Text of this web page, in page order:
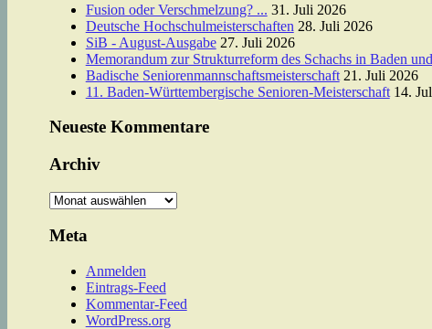
Fusion oder Verschmelzung? ... 31. Juli 2026
Deutsche Hochschulmeisterschaften 28. Juli 2026
SiB - August-Ausgabe 27. Juli 2026
Memorandum zur Strukturreform des Schachs in Baden
Badische Seniorenmannschaftsmeisterschaft 21. Juli 2026
11. Baden-Württembergische Senioren-Meisterschaft 14.
Neueste Kommentare
Archiv
Archiv
Meta
Anmelden
Eintrags-Feed
Kommentar-Feed
WordPress.org